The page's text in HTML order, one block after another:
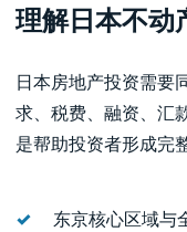
理解日本不动
日本房地产投资需要
求、税费、融资、汇
是帮助投资者形成完
东京核心区域与